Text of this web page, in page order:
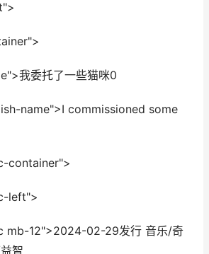
我委托了一些猫咪0
name">I commissioned some
container">
left">
mb-12">2024-02-29发行 音乐/奇
智